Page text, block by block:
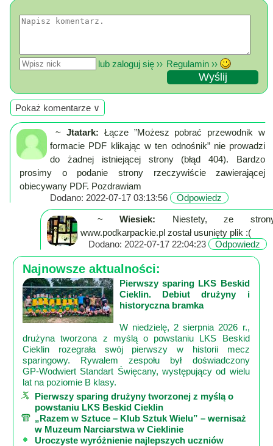
Przepisy
Dodaj
Forum
Świat
Wioska
Dom
Ogłoszenia
Rozrywka
Poznaj
Regulamin
lub zaloguj się ›› Regulamin ››
Pokaż komentarze ∨
~ Jtatark: Łącze ”Możesz pobrać przewodnik w
formacie PDF klikając w ten odnośnik” nie prowadzi
do żadnej istniejącej strony (błąd 404). Bardzo
prosimy o podanie strony rzeczywiście zawierającej
obiecywany PDF. Pozdrawiam
Dodano: 2022-07-17 03:13:56
Odpowiedz
~Wiesiek: Niestety, ze
www.podkarpackie.pl został usunięty plik :(
Dodano: 2022-07-17 22:04:23
Odpowiedz
Najnowsze aktualności:
Pierwszy sparing LKS Beskid
Cieklin. Debiut drużyny i
historyczna bramka
W niedzielę, 2 sierpnia 2026 r.,
drużyna tworzona z myślą o powstaniu LKS Beskid
Cieklin rozegrała swój pierwszy w historii mecz
sparingowy. Rywalem zespołu był doświadczony
GP‑Wodwiert Standart Święcany, występujący od wielu
lat na poziomie B klasy.
Pierwszy sparing drużyny tworzonej z myślą o
powstaniu LKS Beskid Cieklin
„Razem w Sztuce – Klub Sztuk Wielu” – wernisaż
w Muzeum Narciarstwa w Cieklinie
Uroczyste wyróżnienie najlepszych uczniów